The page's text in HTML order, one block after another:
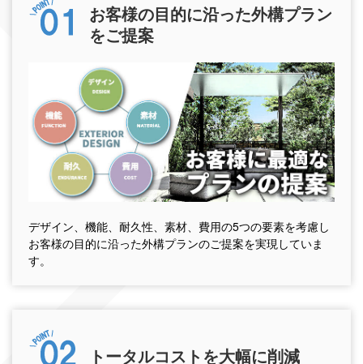
お客様の目的に沿った外構プラン
をご提案
デザイン、機能、耐久性、素材、費用の5つの要素を考慮し
お客様の目的に沿った外構プランのご提案を実現していま
す。
トータルコストを大幅に削減